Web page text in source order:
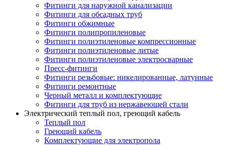
Фитинги для наружной канализации
Фитинги для обсадных труб
Фитинги обжимные
Фитинги полипропиленовые
Фитинги полиэтиленовые компрессионные
Фитинги полиэтиленовые литые
Фитинги полиэтиленовые электросварные
Пресс-фитинги
Фитинги резьбовые: никелированные, латунные
Фитинги ремонтные
Черный металл и комплектующие
Фитинги для труб из нержавеющей стали
Электрический теплый пол, греющий кабель
Теплый пол
Греющий кабель
Комплектующие для электропола